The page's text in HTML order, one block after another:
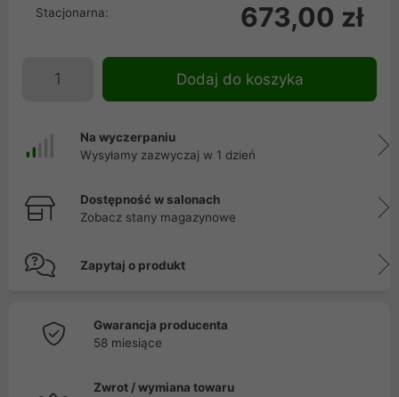
Stacjonarna: 673,00 zł
Dodaj do koszyka
Na wyczerpaniu
Wysyłamy zazwyczaj w 1 dzień
Dostępność w salonach
Zobacz stany magazynowe
Zapytaj o produkt
Gwarancja producenta
58 miesiące
Zwrot / wymiana towaru